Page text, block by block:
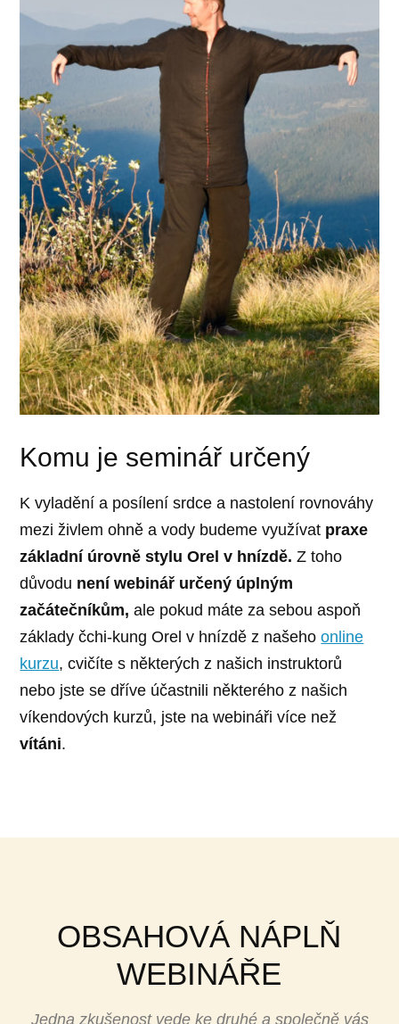
Komu je seminář určený
K vyladění a posílení srdce a nastolení rovnováhy
mezi živlem ohně a vody budeme využívat praxe
základní úrovně stylu Orel v hnízdě.Z toho
důvodu není webinář určený úplným
začátečníkům,ale pokud máte za sebou aspoň
základy čchi-kung Orel v hnízdě z našehoonline
kurzu, cvičíte s některých z našich instruktorů
nebo jste se dříve účastnili některého z našich
víkendových kurzů, jste na webináři více než
vítáni.
OBSAHOVÁ NÁPLŇ
WEBINÁŘE
Jedna zkušenost vede ke druhé a společně vás